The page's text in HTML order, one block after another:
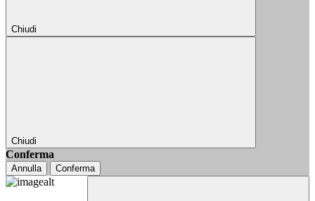
Chiudi
Chiudi
Conferma
Annulla Conferma